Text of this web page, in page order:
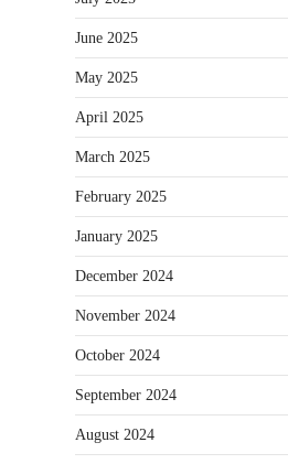
June 2025
May 2025
April 2025
March 2025
February 2025
January 2025
December 2024
November 2024
October 2024
September 2024
August 2024